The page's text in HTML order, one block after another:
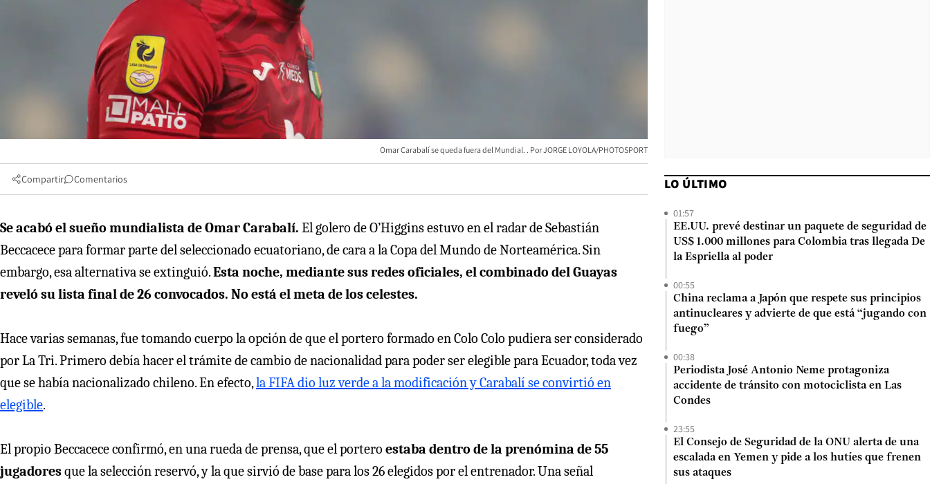
Omar Carabalí se queda fuera del Mundial. JORGE LOYOLA/PHOTOSPORT
Compartir Comentarios
Se acabó el sueño mundialista de Omar Carabalí. El golero de O’Higgins estuvo en el radar de Sebastián
Beccacece para formar parte del seleccionado ecuatoriano, de cara a la Copa del Mundo de Norteamérica. Sin
embargo, esa alternativa se extinguió.Esta noche, mediante sus redes oficiales, el combinado del Guayas
reveló su lista final de 26 convocados. No está el meta de los celestes.
Hace varias semanas, fue tomando cuerpo la opción de que el portero formado en Colo Colo pudiera ser considerado
por La Tri. Primero debía hacer el trámite de cambio de nacionalidad para poder ser elegible para Ecuador, toda vez
que se había nacionalizado chileno. En efecto,la FIFA dio luz verde a la modificación y Carabalí se convirtió en
elegible.
El propio Beccacece confirmó, en una rueda de prensa, que el portero estaba dentro de la prenómina de 55
jugadoresque la selección reservó, y la que sirvió de base para los 26 elegidos por el entrenador. Una señal
LO ÚLTIMO
01:57
EE.UU. prevé destinar un paquete de seguridad de
US$ 1.000 millones para Colombia tras llegada De
la Espriella al poder
00:55
China reclama a Japón que respete sus principios
antinucleares y advierte de que está “jugando con
fuego”
00:38
Periodista José Antonio Neme protagoniza
accidente de tránsito con motociclista en Las
Condes
23:55
El Consejo de Seguridad de la ONU alerta de una
escalada en Yemen y pide a los hutíes que frenen
sus ataques